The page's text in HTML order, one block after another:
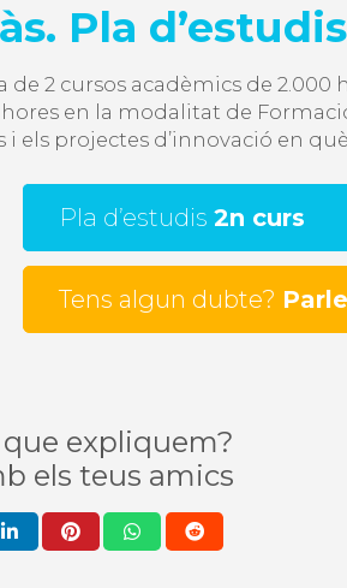
Pla d’estudis
2 cursos acadèmics de 2.000
en la modalitat de
els projectes d’innovació en
Pla d’estudis2n curs
Tens algun dubte?
que expliquem?
els teus amics